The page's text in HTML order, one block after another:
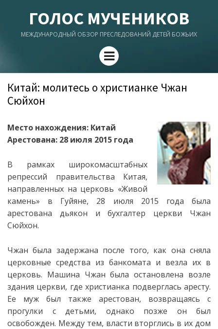
ГОЛОС МУЧЕНИКОВ
МЕЖДУНАРОДНЫЙ ОБЗОР ПРЕСЛЕДОВАНИЙ ДЕТЕЙ БОЖЬИХ
Menu
Китай: молитесь о христианке Чжан
Сюйхон
Место нахождения: Китай
Арестована: 28 июля 2015 года
В рамках широкомасштабных
репрессий правительства Китая,
направленных на церковь «Живой
камень» в Гуйяне, 28 июля 2015 года была
арестована дьякон и бухгалтер церкви Чжан
Сюйхон.
Чжан была задержана после того, как она сняла
церковные средства из банкомата и везла их в
церковь. Машина Чжан была остановлена возле
здания церкви, где христианка подверглась аресту.
Ее муж был также арестован, возвращаясь с
прогулки с детьми, однако позже он был
освобожден. Между тем, власти вторглись в их дом